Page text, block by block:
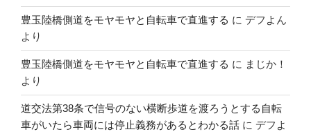
豊玉陸橋側道をモヤモヤと自転車で直進する に デフよん
より
豊玉陸橋側道をモヤモヤと自転車で直進する に まじか！
より
道交法第38条で信号のない横断歩道を渡ろうとする自転
車がいたら車両には停止義務があるとわかる話 に デフよ